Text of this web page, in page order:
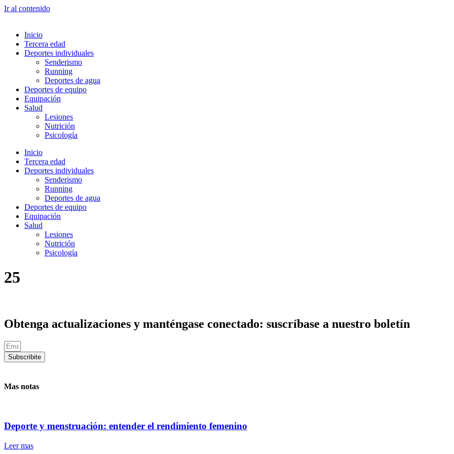
Ir al contenido
Inicio
Tercera edad
Deportes individuales
Senderismo
Running
Deportes de agua
Deportes de equipo
Equipación
Salud
Lesiones
Nutrición
Psicología
Inicio
Tercera edad
Deportes individuales
Senderismo
Running
Deportes de agua
Deportes de equipo
Equipación
Salud
Lesiones
Nutrición
Psicología
25
Obtenga actualizaciones y manténgase conectado: suscríbase a nuestro boletín
Subscribite
Mas notas
Deporte y menstruación: entender el rendimiento femenino
Leer mas